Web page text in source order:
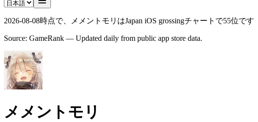
2026-08-08時点で、メメントモリはJapan iOS grossingチャートで55位です
Source: GameRank — Updated daily from public app store data.
メメントモリ